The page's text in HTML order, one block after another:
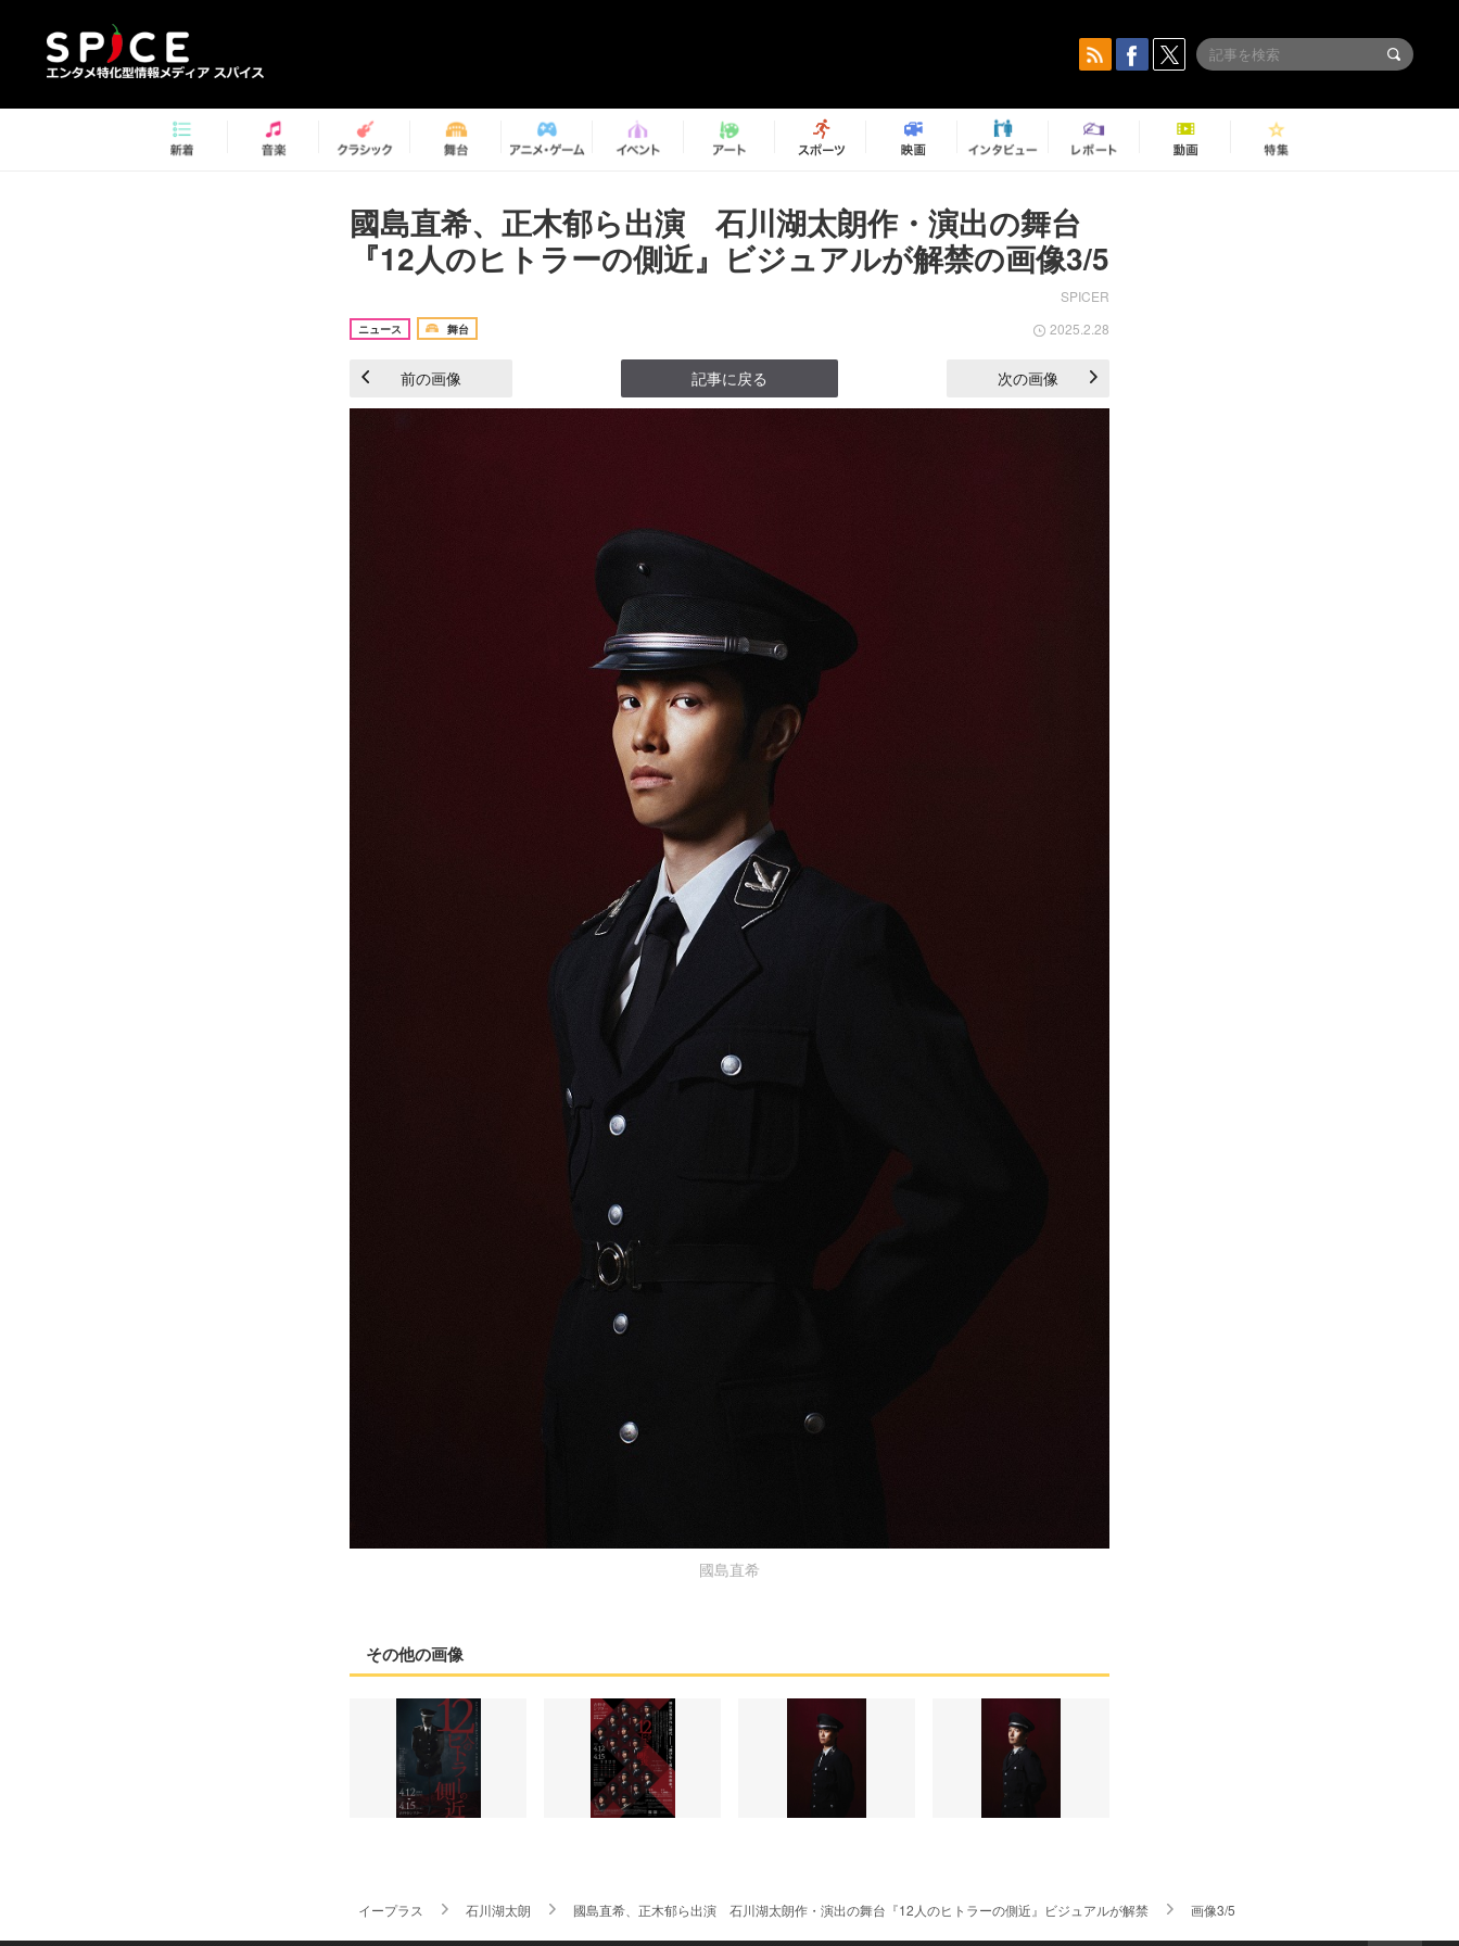
國島直希、正木郁ら出演 石川湖太朗作・演出の舞台
『12人のヒトラーの側近』ビジュアルが解禁の画像3/5
SPICER
ニュース 舞台 2025.2.28
前の画像 記事に戻る 次の画像
國島直希
その他の画像
イープラス 石川湖太朗 國島直希、正木郁ら出演 石川湖太朗作・演出の舞台『12人のヒトラーの側近』ビジュアルが解禁 画像3/5